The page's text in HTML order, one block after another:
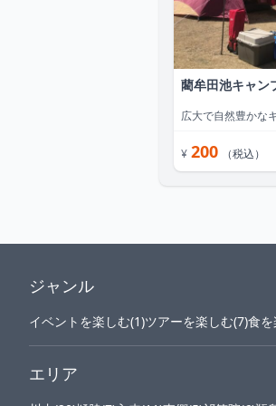
藺牟田池キャン
広大で自然豊かな
¥ 200 （税込）
ジャンル
イベントを楽しむ(1)ツアーを楽しむ(7)食
エリア